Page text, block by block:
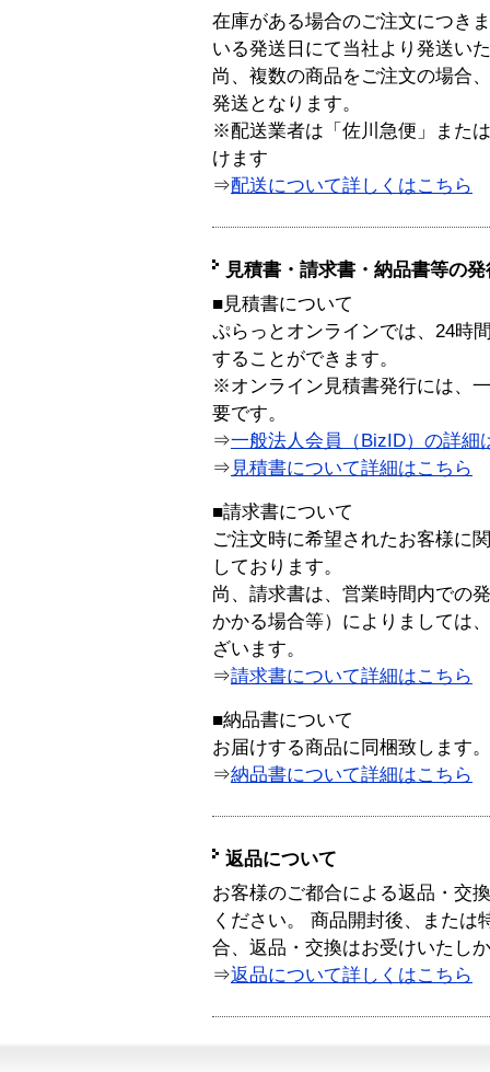
在庫がある場合のご注文につき
いる発送日にて当社より発送い
尚、複数の商品をご注文の場合
発送となります。
※配送業者は「佐川急便」また
けます
⇒配送について詳しくはこちら
見積書・請求書・納品書等の
■見積書について
ぷらっとオンラインでは、24時
することができます。
※オンライン見積書発行には、
要です。
⇒一般法人会員（BizID）の詳細
⇒ 見積書について詳細はこちら
■請求書について
ご注文時に希望されたお客様に
しております。
尚、請求書は、営業時間内での
かかる場合等）によりましては
ざいます。
⇒請求書について詳細はこちら
■納品書について
お届けする商品に同梱致します。
⇒納品書について詳細はこちら
返品について
お客様のご都合による返品・交
ください。 商品開封後、または
合、返品・交換はお受けいたし
⇒返品について詳しくはこちら